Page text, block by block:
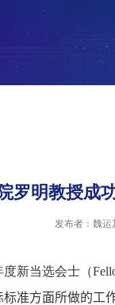
罗明教授成
发布者：魏运
度新当选会士（
准方面所做的工